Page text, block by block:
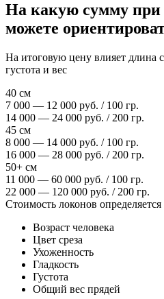
На какую сумму при
можете
На итоговую цену влияет длина
густота и вес
40 см
7 000 — 12 000 руб. / 100 гр.
14 000 — 24 000 руб. / 200 гр.
45 см
8 000 — 14 000 руб. / 100 гр.
16 000 — 28 000 руб. / 200 гр.
50+ см
11 000 — 60 000 руб. / 100 гр.
22 000 — 120 000 руб. / 200 гр.
Стоимость локонов
Возраст человека
Цвет среза
Ухоженность
Гладкость
Густота
Общий вес прядей